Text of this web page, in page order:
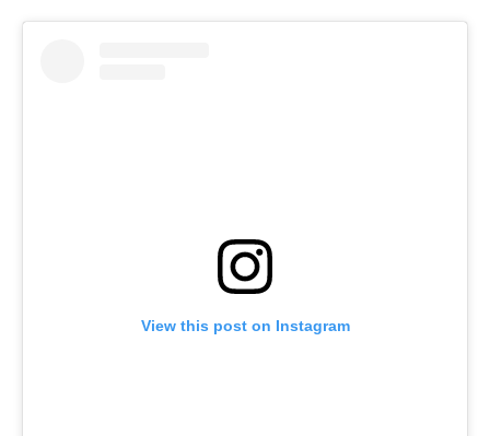
View this post on Instagram